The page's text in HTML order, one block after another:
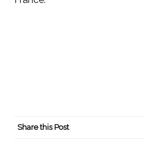
Share this Post